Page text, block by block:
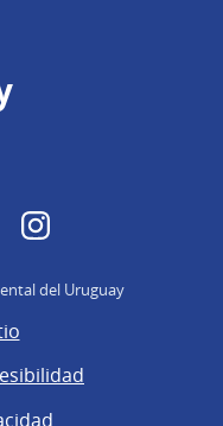
FacebookInstagram
del Uruguay